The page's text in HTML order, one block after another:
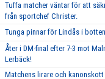
Tuffa matcher väntar för att
från sportchef Christer.
Tunga pinnar för Lindås i
Åter i DM-final efter 7-3 mot
Lerbäck!
Matchens lirare och